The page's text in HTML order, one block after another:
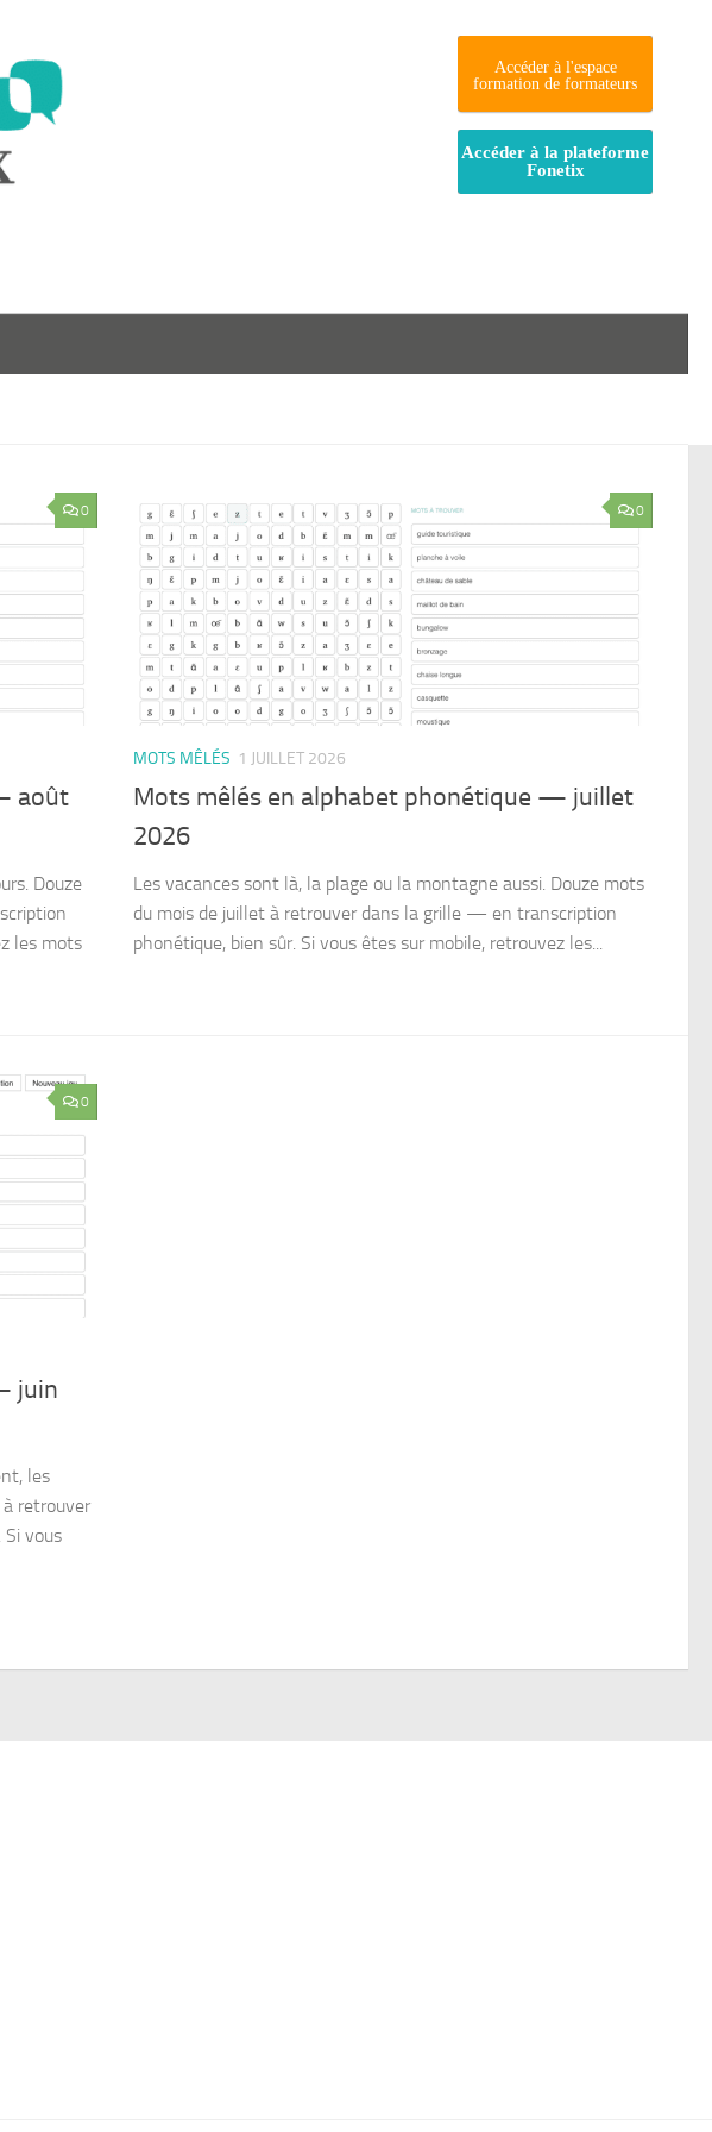
Accéder à l'espace
formation de formateurs
Accéder à la plateforme
Fonetix
0
août
Douze
les mots
0
MOTS MÊLÉS 1 JUILLET 2026
Mots mêlés en alphabet phonétique — juillet
2026
Les vacances sont là, la plage ou la montagne aussi. Douze mots
du mois de juillet à retrouver dans la grille — en transcription
phonétique, bien sûr. Si vous êtes sur mobile, retrouvez les...
0
juin
les
à retrouver
vous